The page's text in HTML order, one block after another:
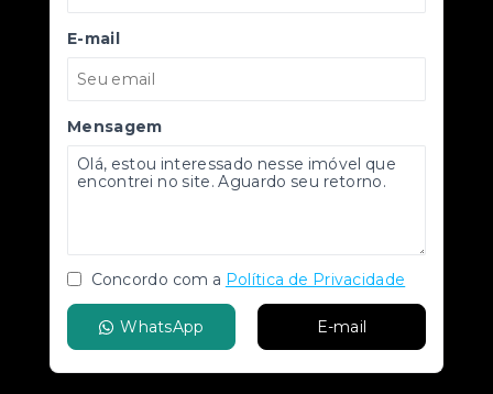
E-mail
Mensagem
Concordo com a Política de Privacidade
WhatsApp E-mail